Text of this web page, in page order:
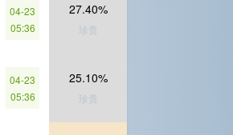
04-23
05:36
27.40%
珍贵
04-23
05:36
25.10%
珍贵